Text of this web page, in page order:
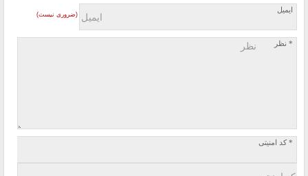
ایمیل
(ضروری نیست)
* نظر
* کد امنیتی